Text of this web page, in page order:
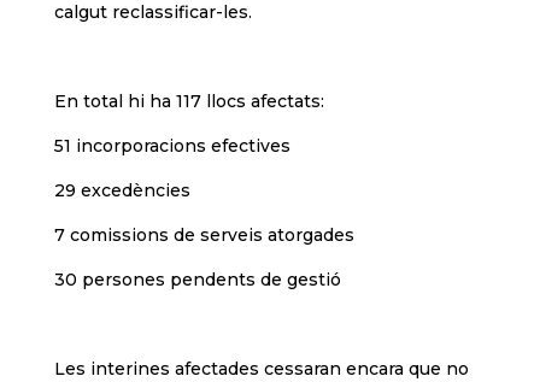
calgut reclassificar-les.
En total hi ha 117 llocs afectats:
51 incorporacions efectives
29 excedències
7 comissions de serveis atorgades
30 persones pendents de gestió
Les interines afectades cessaran encara que no